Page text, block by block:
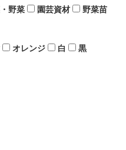
野菜 園芸資材 野菜苗
オレンジ 白
黒